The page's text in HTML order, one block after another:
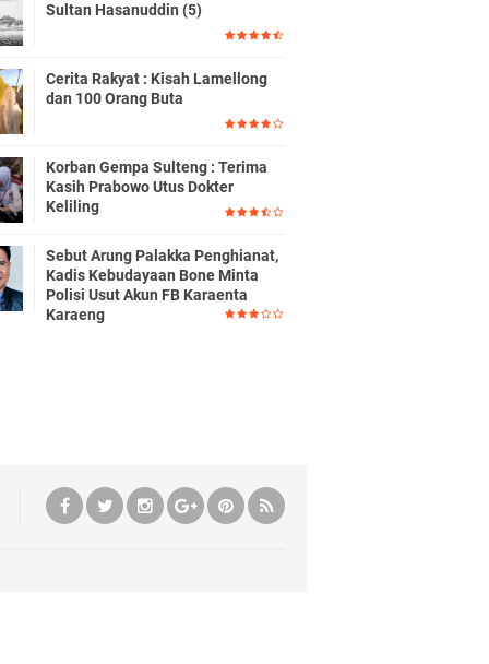
Sultan Hasanuddin (5)
Cerita Rakyat : Kisah Lamellong
dan 100 Orang Buta
Korban Gempa Sulteng : Terima
Kasih Prabowo Utus Dokter
Keliling
Sebut Arung Palakka Penghianat,
Kadis Kebudayaan Bone Minta
Polisi Usut Akun FB Karaenta
Karaeng